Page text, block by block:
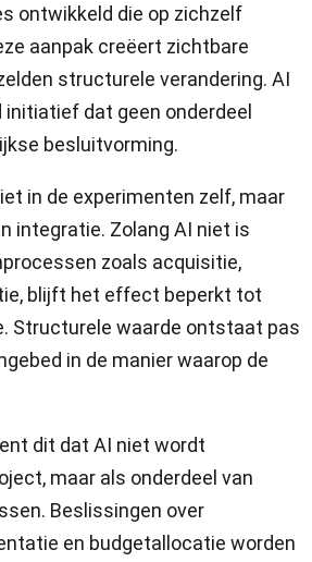
ontwikkeld die op zichzelf
aanpak creëert zichtbare
structurele verandering. AI
dat geen onderdeel
besluitvorming.
in de experimenten zelf, maar
integratie. Zolang AI niet is
zoals acquisitie,
blijft het effect beperkt tot
Structurele waarde ontstaat pas
in de manier waarop de
dit dat AI niet wordt
maar als onderdeel van
Beslissingen over
en budgetallocatie worden